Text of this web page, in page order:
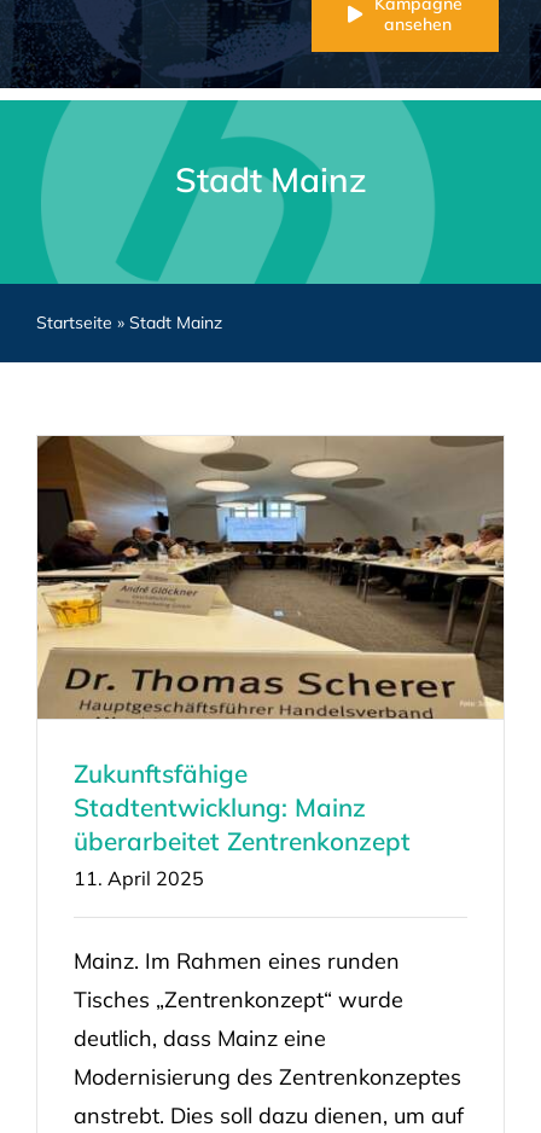
ansehen
Stadt Mainz
Startseite » Stadt Mainz
Zukunftsfähige
Stadtentwicklung: Mainz
überarbeitet Zentrenkonzept
11. April 2025
Mainz. Im Rahmen eines runden
Tisches „Zentrenkonzept“ wurde
deutlich, dass Mainz eine
Modernisierung des Zentrenkonzeptes
anstrebt. Dies soll dazu dienen, um auf